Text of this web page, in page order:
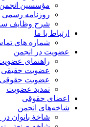
مؤسسین انجمن
روزنامه رسمی
شرح وظایف
ارتباط با ما
شماره های
عضویت در انجمن
راهنمای عضویت
عضویت حقیقی
عضویت حقوقی
تمدید عضویت
اعضای حقوقی
شاخه‌های انجمن
شاخۀ بانوان در